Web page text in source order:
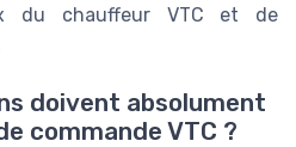
du chauffeur VTC et de
doivent absolument
commande VTC ?